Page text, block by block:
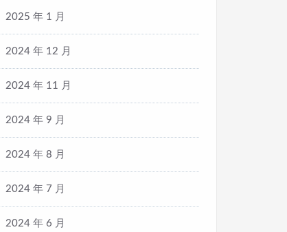
2025 年 1 月
2024 年 12 月
2024 年 11 月
2024 年 9 月
2024 年 8 月
2024 年 7 月
2024 年 6 月